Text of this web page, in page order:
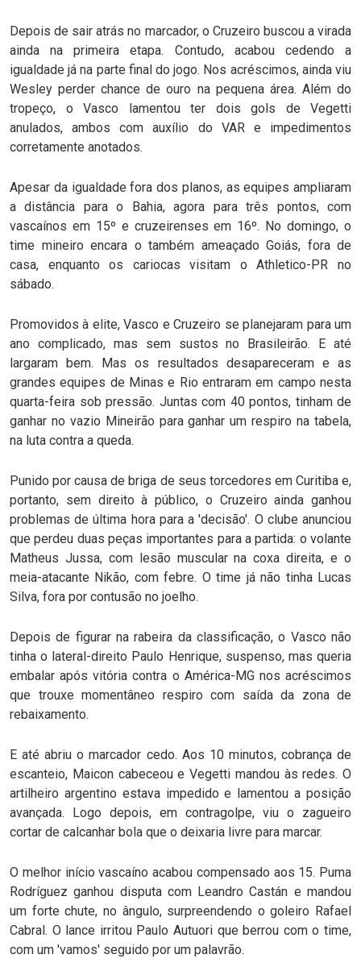
Depois de sair atrás no marcador, o Cruzeiro buscou a virada
ainda na primeira etapa. Contudo, acabou cedendo a
igualdade já na parte final do jogo. Nos acréscimos, ainda viu
Wesley perder chance de ouro na pequena área. Além do
tropeço, o Vasco lamentou ter dois gols de Vegetti
anulados, ambos com auxílio do VAR e impedimentos
corretamente anotados.
Apesar da igualdade fora dos planos, as equipes ampliaram
a distância para o Bahia, agora para três pontos, com
vascaínos em 15º e cruzeirenses em 16º. No domingo, o
time mineiro encara o também ameaçado Goiás, fora de
casa, enquanto os cariocas visitam o Athletico-PR no
sábado.
Promovidos à elite, Vasco e Cruzeiro se planejaram para um
ano complicado, mas sem sustos no Brasileirão. E até
largaram bem. Mas os resultados desapareceram e as
grandes equipes de Minas e Rio entraram em campo nesta
quarta-feira sob pressão. Juntas com 40 pontos, tinham de
ganhar no vazio Mineirão para ganhar um respiro na tabela,
na luta contra a queda.
Punido por causa de briga de seus torcedores em Curitiba e,
portanto, sem direito à público, o Cruzeiro ainda ganhou
problemas de última hora para a 'decisão'. O clube anunciou
que perdeu duas peças importantes para a partida: o volante
Matheus Jussa, com lesão muscular na coxa direita, e o
meia-atacante Nikão, com febre. O time já não tinha Lucas
Silva, fora por contusão no joelho.
Depois de figurar na rabeira da classificação, o Vasco não
tinha o lateral-direito Paulo Henrique, suspenso, mas queria
embalar após vitória contra o América-MG nos acréscimos
que trouxe momentâneo respiro com saída da zona de
rebaixamento.
E até abriu o marcador cedo. Aos 10 minutos, cobrança de
escanteio, Maicon cabeceou e Vegetti mandou às redes. O
artilheiro argentino estava impedido e lamentou a posição
avançada. Logo depois, em contragolpe, viu o zagueiro
cortar de calcanhar bola que o deixaria livre para marcar.
O melhor início vascaíno acabou compensado aos 15. Puma
Rodríguez ganhou disputa com Leandro Castán e mandou
um forte chute, no ângulo, surpreendendo o goleiro Rafael
Cabral. O lance irritou Paulo Autuori que berrou com o time,
com um 'vamos' seguido por um palavrão.